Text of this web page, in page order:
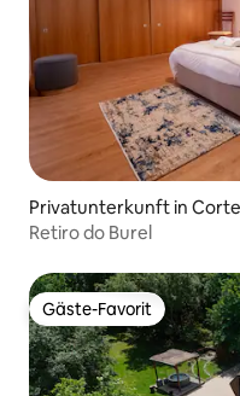
Privatunterkunft in
Retiro do Burel
Gäste-Favorit
Gäste-Favorit